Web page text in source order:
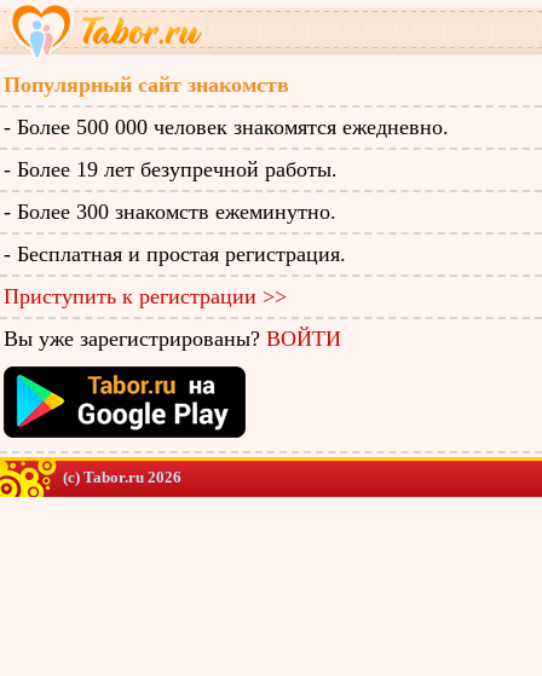
Популярный сайт знакомств
- Более 500 000 человек знакомятся ежедневно.
- Более 19 лет безупречной работы.
- Более 300 знакомств ежеминутно.
- Бесплатная и простая регистрация.
Приступить к регистрации >>
Вы уже зарегистрированы? ВОЙТИ
(c) Tabor.ru 2026